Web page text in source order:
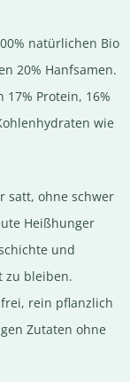
natürlichen Bio
20% Hanfsamen.
Protein, 16%
wie
satt, ohne schwer
Heißhunger
und
zu bleiben.
rein pflanzlich
Zutaten ohne